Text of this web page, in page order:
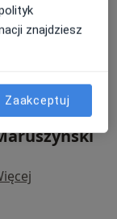
znajdziesz
Zaakceptuj